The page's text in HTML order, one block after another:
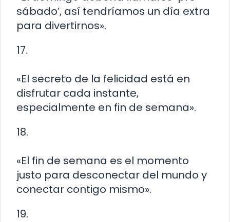
sábado’, así tendríamos un día extra
para divertirnos».
17.
«El secreto de la felicidad está en
disfrutar cada instante,
especialmente en fin de semana».
18.
«El fin de semana es el momento
justo para desconectar del mundo y
conectar contigo mismo».
19.